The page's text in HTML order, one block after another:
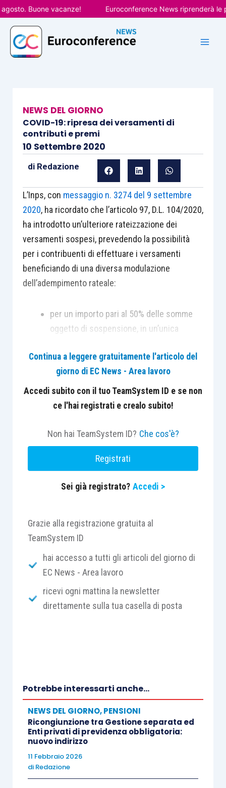
Vai
al
contenuto
Buone vacanze! Euroconference News riprenderà le
NEWS DEL GIORNO
COVID-19: ripresa dei versamenti di
contributi e premi
10 Settembre 2020
di Redazione
L’Inps, con messaggio n. 3274 del 9 settembre
2020, ha ricordato che l’articolo 97, D.L. 104/2020,
ha introdotto un’ulteriore rateizzazione dei
versamenti sospesi, prevedendo la possibilità
per i contribuenti di effettuare i versamenti
beneficiando di una diversa modulazione
dell’adempimento rateale:
per un importo pari al 50% delle somme
oggetto di sospensione, in un’unica
un massimo di 4 rate mensili di pari
importo, con il versamento della prima
rata entro il 16 settembre 2020;
il restante importo, pari al rimanente 50%
senza applicazione di sanzioni e interessi,
mediante rateizzazione, fino a un massimo
di 24 rate mensili di pari importo, con il
gennaio 2021.
Resta confermato che non si fa luogo al rimborso
di quanto già versato.
L’Inps fornisce le indicazioni cui i contribuenti
devono attenersi per adempiere al versamento
dell’importo pari al 50% delle somme oggetto di
sospensione qualora intendano effettuare il
pari al residuo 50% delle somme dovute, il cui
versamento della prima rata è da effettuarsi
entro il 16 gennaio 2021. L’Istituto conferma,
inoltre, che i contribuenti aventi diritto alla
sospensione in esame possono effettuare il
Continua a leggere gratuitamente l'articolo del
giorno di EC News - Area lavoro
Accedi subito con il tuo TeamSystem ID e se non
ce l'hai registrati e crealo subito!
Non hai TeamSystem ID? Che cos'è?
Registrati
Sei già registrato? Accedi >
Grazie alla registrazione gratuita al
TeamSystem ID
hai accesso a tutti gli articoli del giorno di
EC News - Area lavoro
ricevi ogni mattina la newsletter
direttamente sulla tua casella di posta
Potrebbe interessarti anche...
NEWS DEL GIORNO,PENSIONI
Ricongiunzione tra Gestione separata ed
Enti privati di previdenza obbligatoria:
nuovo indirizzo
11 Febbraio 2026
di Redazione